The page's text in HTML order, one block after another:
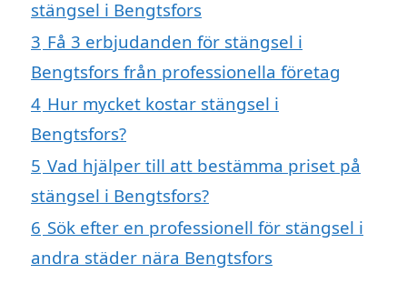
stängsel i Bengtsfors
3 Få 3 erbjudanden för stängsel i
Bengtsfors från professionella företag
4 Hur mycket kostar stängsel i
Bengtsfors?
5 Vad hjälper till att bestämma priset på
stängsel i Bengtsfors?
6 Sök efter en professionell för stängsel i
andra städer nära Bengtsfors